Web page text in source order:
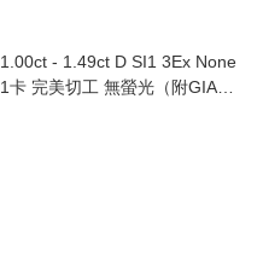
1.00ct - 1.49ct D SI1 3Ex None
1卡 完美切工 無螢光（附GIA證